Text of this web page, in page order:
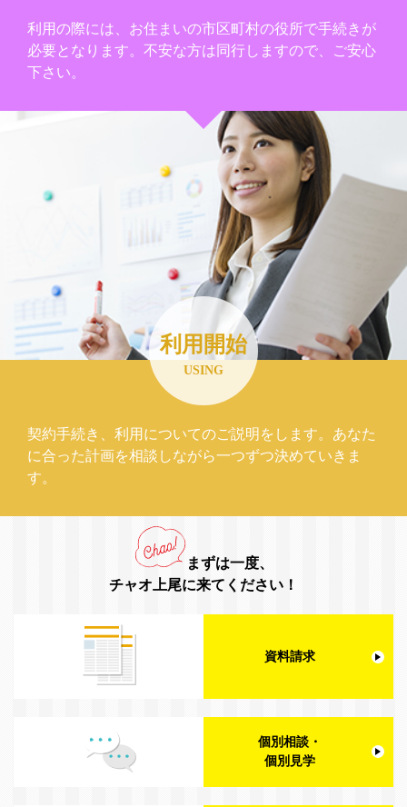
利用の際には、お住まいの市区町村の役所で手続きが
必要となります。不安な方は同行しますので、ご安心
下さい。
利用開始
USING
契約手続き、利用についてのご説明をします。あなた
に合った計画を相談しながら一つずつ決めていきま
す。
まずは一度、
チャオ上尾に来てください！
資料請求
個別相談・
個別見学